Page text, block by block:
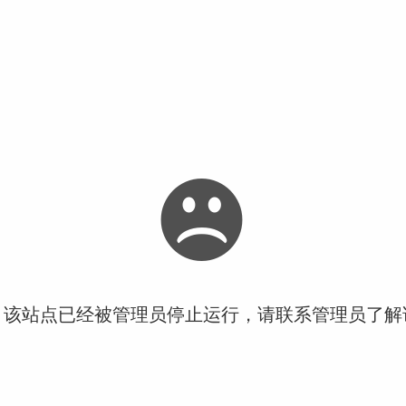
站点已经被管理员停止运行，请联系管理员了